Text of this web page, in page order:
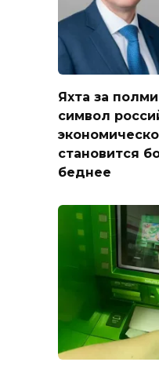
Яхта за
символ
становится
беднее